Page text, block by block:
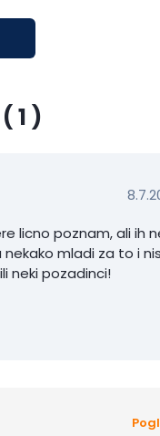
(1 )
licno poznam, ali ih
nekako mladi za to i
neki pozadinci!